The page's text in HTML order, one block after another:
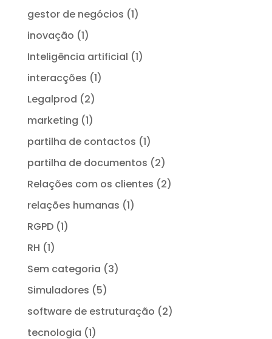
gestor de negócios (1)
inovação (1)
Inteligência artificial (1)
interacções (1)
Legalprod (2)
marketing (1)
partilha de contactos (1)
partilha de documentos (2)
Relações com os clientes (2)
relações humanas (1)
RGPD(1)
RH (1)
Sem categoria (3)
Simuladores (5)
software de estruturação (2)
tecnologia (1)